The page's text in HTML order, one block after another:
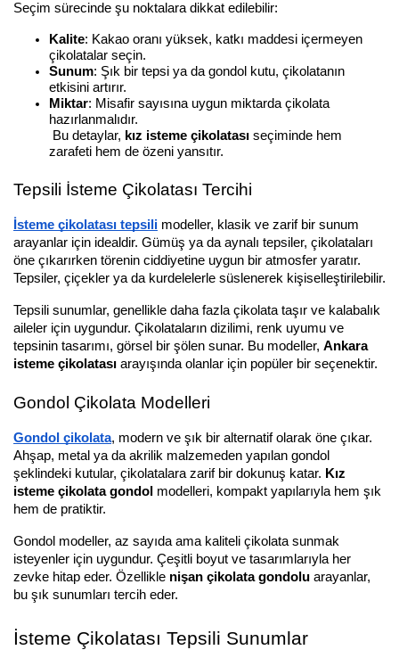
Seçim sürecinde şu noktalara dikkat edilebilir:
Kalite: Kakao oranı yüksek, katkı maddesi içermeyen
çikolatalar seçin.
Sunum: Şık bir tepsi ya da gondol kutu, çikolatanın
etkisini artırır.
Miktar: Misafir sayısına uygun miktarda çikolata
hazırlanmalıdır.
Bu detaylar, kız isteme çikolatası seçiminde hem
zarafeti hem de özeni yansıtır.
Tepsili İsteme Çikolatası Tercihi
İsteme çikolatası tepsili modeller, klasik ve zarif bir sunum
arayanlar için idealdir. Gümüş ya da aynalı tepsiler, çikolataları
öne çıkarırken törenin ciddiyetine uygun bir atmosfer yaratır.
Tepsiler, çiçekler ya da kurdelelerle süslenerek kişiselleştirilebilir.
Tepsili sunumlar, genellikle daha fazla çikolata taşır ve kalabalık
aileler için uygundur. Çikolataların dizilimi, renk uyumu ve
tepsinin tasarımı, görsel bir şölen sunar. Bu modeller, Ankara
isteme çikolatası arayışında olanlar için popüler bir seçenektir.
Gondol Çikolata Modelleri
Gondol çikolata, modern ve şık bir alternatif olarak öne çıkar.
Ahşap, metal ya da akrilik malzemeden yapılan gondol
şeklindeki kutular, çikolatalara zarif bir dokunuş katar. Kız
isteme çikolata gondol modelleri, kompakt yapılarıyla hem şık
hem de pratiktir.
Gondol modeller, az sayıda ama kaliteli çikolata sunmak
isteyenler için uygundur. Çeşitli boyut ve tasarımlarıyla her
zevke hitap eder. Özellikle nişan çikolata gondolu arayanlar,
bu şık sunumları tercih eder.
İsteme Çikolatası Tepsili Sunumlar